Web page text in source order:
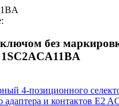
без